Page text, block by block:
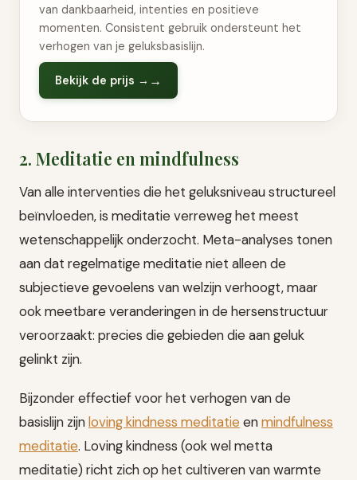
van dankbaarheid, intenties en positieve
momenten. Consistent gebruik ondersteunt het
verhogen van je geluksbasislijn.
Bekijk de prijs →
2. Meditatie en mindfulness
Van alle interventies die het geluksniveau structureel
beïnvloeden, is meditatie verreweg het meest
wetenschappelijk onderzocht. Meta-analyses tonen
aan dat regelmatige meditatie niet alleen de
subjectieve gevoelens van welzijn verhoogt, maar
ook meetbare veranderingen in de hersenstructuur
veroorzaakt: precies die gebieden die aan geluk
gelinkt zijn.
Bijzonder effectief voor het verhogen van de
basislijn zijnloving kindness meditatie enmindfulness
meditatie. Loving kindness (ook wel metta
meditatie) richt zich op het cultiveren van warmte